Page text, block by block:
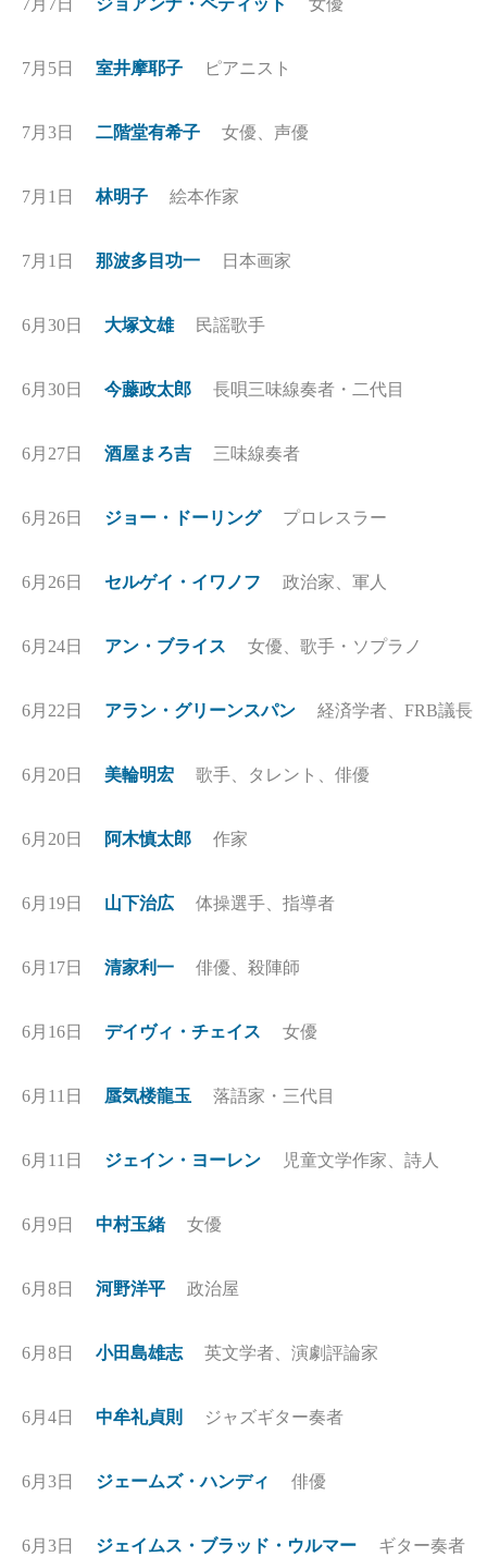
7月7日 ジョアンナ・ペティット 女優
7月5日 室井摩耶子 ピアニスト
7月3日 二階堂有希子 女優、声優
7月1日 林明子 絵本作家
7月1日 那波多目功一 日本画家
6月30日 大塚文雄 民謡歌手
6月30日 今藤政太郎 長唄三味線奏者・二代目
6月27日 酒屋まろ吉 三味線奏者
6月26日 ジョー・ドーリング プロレスラー
6月26日 セルゲイ・イワノフ 政治家、軍人
6月24日 アン・ブライス 女優、歌手・ソプラノ
6月22日 アラン・グリーンスパン 経済学者、FRB議長
6月20日 美輪明宏 歌手、タレント、俳優
6月20日 阿木慎太郎 作家
6月19日 山下治広 体操選手、指導者
6月17日 清家利一 俳優、殺陣師
6月16日 デイヴィ・チェイス 女優
6月11日 蜃気楼龍玉 落語家・三代目
6月11日 ジェイン・ヨーレン 児童文学作家、詩人
6月9日 中村玉緒 女優
6月8日 河野洋平 政治屋
6月8日 小田島雄志 英文学者、演劇評論家
6月4日 中牟礼貞則 ジャズギター奏者
6月3日 ジェームズ・ハンディ 俳優
6月3日 ジェイムス・ブラッド・ウルマー ギター奏者